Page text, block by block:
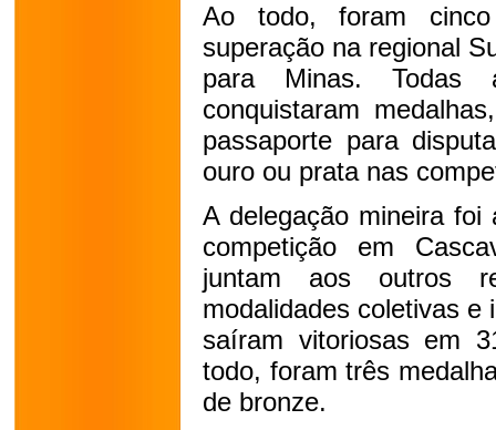
Ao todo, foram
superação na regional
para Minas. Todas
conquistaram
passaporte para
ouro ou prata nas
A delegação mineira
competição em
juntam aos outros
modalidades coletivas e
saíram vitoriosas em
todo, foram três
de bronze.